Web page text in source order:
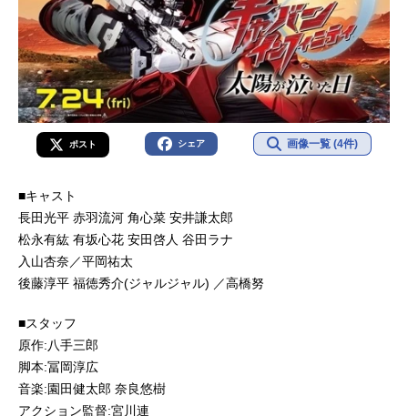
ポスト シェア 画像一覧 (4件)
■キャスト
長田光平 赤羽流河 角心菜 安井謙太郎
松永有紘 有坂心花 安田啓人 谷田ラナ
入山杏奈／平岡祐太
後藤淳平 福徳秀介(ジャルジャル) ／高橋努
■スタッフ
原作:八手三郎
脚本:冨岡淳広
音楽:園田健太郎 奈良悠樹
アクション監督:宮川連